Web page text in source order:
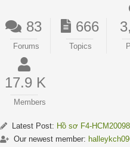
83
Forums
666
Topics
17.9 K
Members
Latest Post: Hồ sơ F4-
Our newest member: